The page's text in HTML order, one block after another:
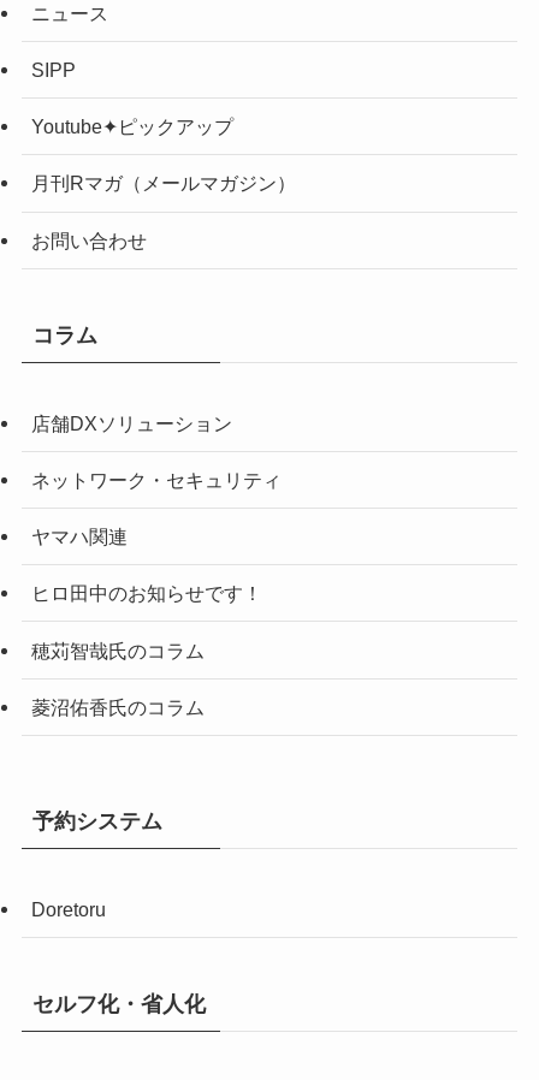
ニュース
SIPP
Youtube✦ピックアップ
月刊Rマガ（メールマガジン）
お問い合わせ
コラム
店舗DXソリューション
ネットワーク・セキュリティ
ヤマハ関連
ヒロ田中のお知らせです！
穂苅智哉氏のコラム
菱沼佑香氏のコラム
予約システム
Doretoru
セルフ化・省人化